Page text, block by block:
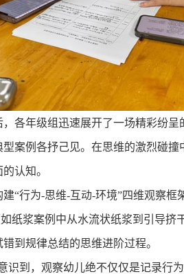
各年级组迅速展开了一场精彩纷
案例各抒己见。在思维的激烈碰
认知。
“行为-思维-互动-环境”四维观察框
纸浆案例中从水流状纸浆到引导挤
到规律总结的思维进阶过程。
识到，观察幼儿绝不仅仅是记录行